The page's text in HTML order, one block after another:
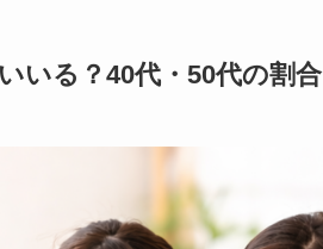
いる？40代・50代の割合